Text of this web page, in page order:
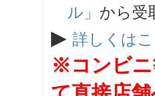
ル」 から受
▶ 詳しくは
※コンビニ